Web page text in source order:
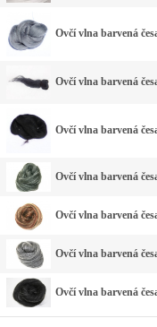
Ovčí vlna barvená
Ovčí vlna barvená
Ovčí vlna barvená
Ovčí vlna barvená
Ovčí vlna barvená
Ovčí vlna barvená
Ovčí vlna barvená